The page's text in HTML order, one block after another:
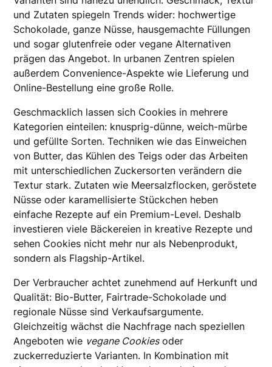
und Zutaten spiegeln Trends wider: hochwertige
Schokolade, ganze Nüsse, hausgemachte Füllungen
und sogar glutenfreie oder vegane Alternativen
prägen das Angebot. In urbanen Zentren spielen
außerdem Convenience-Aspekte wie Lieferung und
Online-Bestellung eine große Rolle.
Geschmacklich lassen sich Cookies in mehrere
Kategorien einteilen: knusprig-dünne, weich-mürbe
und gefüllte Sorten. Techniken wie das Einweichen
von Butter, das Kühlen des Teigs oder das Arbeiten
mit unterschiedlichen Zuckersorten verändern die
Textur stark. Zutaten wie Meersalzflocken, geröstete
Nüsse oder karamellisierte Stückchen heben
einfache Rezepte auf ein Premium-Level. Deshalb
investieren viele Bäckereien in kreative Rezepte und
sehen Cookies nicht mehr nur als Nebenprodukt,
sondern als Flagship-Artikel.
Der Verbraucher achtet zunehmend auf Herkunft und
Qualität: Bio-Butter, Fairtrade-Schokolade und
regionale Nüsse sind Verkaufsargumente.
Gleichzeitig wächst die Nachfrage nach speziellen
Angeboten wie vegane Cookiesoder
zuckerreduzierte Varianten. In Kombination mit